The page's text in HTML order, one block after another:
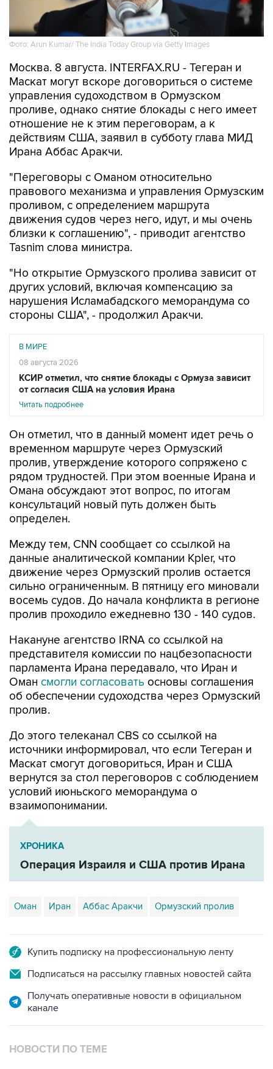
Фото: Arun Kumar/ The India Today Group via Getty Images
Москва. 8 августа. INTERFAX.RU - Тегеран и
Маскат могут вскоре договориться о системе
управления судоходством в Ормузском
проливе, однако снятие блокады с него имеет
отношение не к этим переговорам, а к
действиям США, заявил в субботу глава МИД
Ирана Аббас Аракчи.
"Переговоры с Оманом относительно
правового механизма и управления Ормузским
проливом, с определением маршрута
движения судов через него, идут, и мы очень
близки к соглашению", - приводит агентство
Tasnim слова министра.
"Но открытие Ормузского пролива зависит от
других условий, включая компенсацию за
нарушения Исламабадского меморандума со
стороны США", - продолжил Аракчи.
В МИРЕ
08 августа 2026
КСИР отметил, что снятие блокады с Ормуза зависит
от согласия США на условия Ирана
Читать подробнее
Он отметил, что в данный момент идет речь о
временном маршруте через Ормузский
пролив, утверждение которого сопряжено с
рядом трудностей. При этом военные Ирана и
Омана обсуждают этот вопрос, по итогам
консультаций новый путь должен быть
определен.
Между тем, CNN сообщает со ссылкой на
данные аналитической компании Kpler, что
движение через Ормузский пролив остается
сильно ограниченным. В пятницу его миновали
восемь судов. До начала конфликта в регионе
пролив проходило ежедневно 130 - 140 судов.
Накануне агентство IRNA со ссылкой на
представителя комиссии по нацбезопасности
парламента Ирана передавало, что Иран и
Оман смогли согласовать основы соглашения
об обеспечении судоходства через Ормузский
пролив.
До этого телеканал CBS со ссылкой на
источники информировал, что если Тегеран и
Маскат смогут договориться, Иран и США
вернутся за стол переговоров с соблюдением
условий июньского меморандума о
взаимопонимании.
ХРОНИКА
Операция Израиля и США против Ирана
Оман Иран Аббас Аракчи Ормузский пролив
Купить подписку на профессиональную ленту
Подписаться на рассылку главных новостей сайта
Получать оперативные новости в официальном
канале
НОВОСТИ ПО ТЕМЕ